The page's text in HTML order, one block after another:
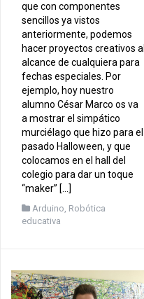
que con componentes
sencillos ya vistos
anteriormente, podemos
hacer proyectos creativos al
alcance de cualquiera para
fechas especiales. Por
ejemplo, hoy nuestro
alumno César Marco os va
a mostrar el simpático
murciélago que hizo para el
pasado Halloween, y que
colocamos en el hall del
colegio para dar un toque
“maker” […]
Arduino, Robótica
educativa